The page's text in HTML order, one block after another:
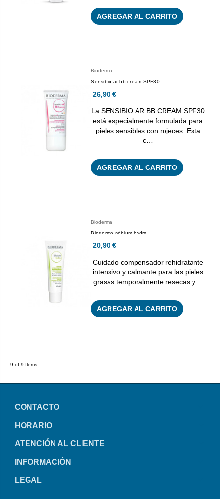
AGREGAR AL CARRITO
Bioderma
Sensibio ar bb cream SPF30
26,90 €
La SENSIBIO AR BB CREAM SPF30
está especialmente formulada para
pieles sensibles con rojeces. Esta
c…
AGREGAR AL CARRITO
Bioderma
Bioderma sébium hydra
20,90 €
Cuidado compensador rehidratante
intensivo y calmante para las pieles
grasas temporalmente resecas y…
AGREGAR AL CARRITO
9 of 9 Items
CONTACTO
HORARIO
ATENCIÓN AL CLIENTE
INFORMACIÓN
LEGAL